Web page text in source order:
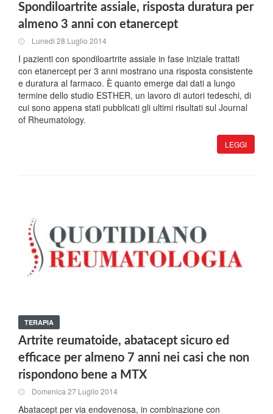
Spondiloartrite assiale, risposta duratura per
almeno 3 anni con etanercept
Lunedi 28 Luglio 2014
I pazienti con spondiloartrite assiale in fase iniziale trattati
con etanercept per 3 anni mostrano una risposta consistente
e duratura al farmaco. È quanto emerge dai dati a lungo
termine dello studio ESTHER, un lavoro di autori tedeschi, di
cui sono appena stati pubblicati gli ultimi risultati sul Journal
of Rheumatology.
LEGGI
TERAPIA
Artrite reumatoide, abatacept sicuro ed
efficace per almeno 7 anni nei casi che non
rispondono bene a MTX
Domenica 27 Luglio 2014
Abatacept per via endovenosa, in combinazione con